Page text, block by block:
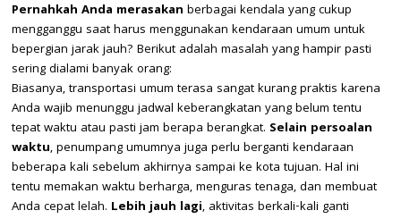
Pernahkah Anda merasakan berbagai kendala yang cukup
mengganggu saat harus menggunakan kendaraan umum untuk
bepergian jarak jauh? Berikut adalah masalah yang hampir pasti
sering dialami banyak orang:
Biasanya, transportasi umum terasa sangat kurang praktis karena
Anda wajib menunggu jadwal keberangkatan yang belum tentu
tepat waktu atau pasti jam berapa berangkat. Selain persoalan
waktu, penumpang umumnya juga perlu berganti kendaraan
beberapa kali sebelum akhirnya sampai ke kota tujuan. Hal ini
tentu memakan waktu berharga, menguras tenaga, dan membuat
Anda cepat lelah. Lebih jauh lagi, aktivitas berkali-kali ganti